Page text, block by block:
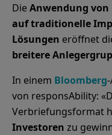
DieAnwendung
auf traditionelle
Lösungen eröffnet
breitere
In einem Bloomberg
von responsAbility:
Verbriefungsformat
Investoren zu